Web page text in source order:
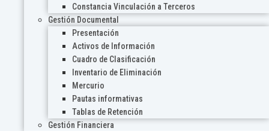
Constancia Vinculación a Terceros
Gestión Documental
Presentación
Activos de Información
Cuadro de Clasificación
Inventario de Eliminación
Mercurio
Pautas informativas
Tablas de Retención
Gestión Financiera